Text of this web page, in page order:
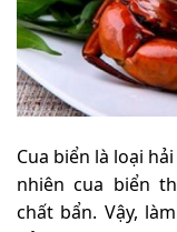
Cua biển là loại
nhiên cua biển
chất bẩn. Vậy,